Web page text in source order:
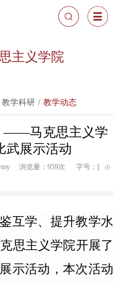
主义学院
教学科研 / 教学动态
——马克思主义学
武展示活动
浏览量：959次 字号：[ 小
互学、提升教学水
思主义学院开展了
示活动，本次活动